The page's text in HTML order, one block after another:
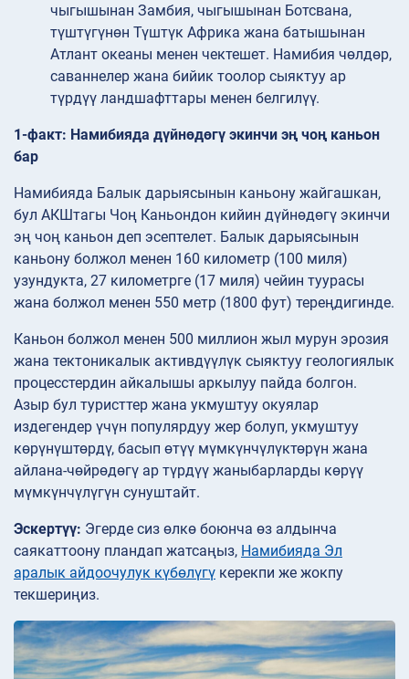
чыгышынан Замбия, чыгышынан Ботсвана,
түштүгүнөн Түштүк Африка жана батышынан
Атлант океаны менен чектешет. Намибия чөлдөр,
саваннелер жана бийик тоолор сыяктуу ар
түрдүү ландшафттары менен белгилүү.
1-факт: Намибияда дүйнөдөгү экинчи эң чоң каньон
бар
Намибияда Балык дарыясынын каньону жайгашкан,
бул АКШтагы Чоң Каньондон кийин дүйнөдөгү экинчи
эң чоң каньон деп эсептелет. Балык дарыясынын
каньону болжол менен 160 километр (100 миля)
узундукта, 27 километрге (17 миля) чейин туурасы
жана болжол менен 550 метр (1800 фут) тереңдигинде.
Каньон болжол менен 500 миллион жыл мурун эрозия
жана тектоникалык активдүүлүк сыяктуу геологиялык
процесстердин айкалышы аркылуу пайда болгон.
Азыр бул туристтер жана укмуштуу окуялар
издегендер үчүн популярдуу жер болуп, укмуштуу
көрүнүштөрдү, басып өтүү мүмкүнчүлүктөрүн жана
айлана-чөйрөдөгү ар түрдүү жаныбарларды көрүү
мүмкүнчүлүгүн сунуштайт.
Эскертүү: Эгерде сиз өлкө боюнча өз алдынча
саякаттоону пландап жатсаңыз, Намибияда Эл
аралык айдоочулук күбөлүгү керекпи же жокпу
текшериңиз.